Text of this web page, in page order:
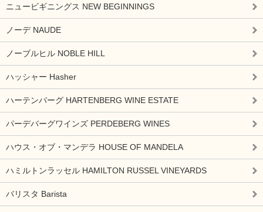
ニュービギニングス NEW BEGINNINGS
ノーデ NAUDE
ノーブルヒル NOBLE HILL
ハッシャー Hasher
ハーテンバーグ HARTENBERG WINE ESTATE
パーデバーグワインズ PERDEBERG WINES
ハウス・オブ・マンデラ HOUSE OF MANDELA
ハミルトンラッセル HAMILTON RUSSEL VINEYARDS
バリスタ Barista